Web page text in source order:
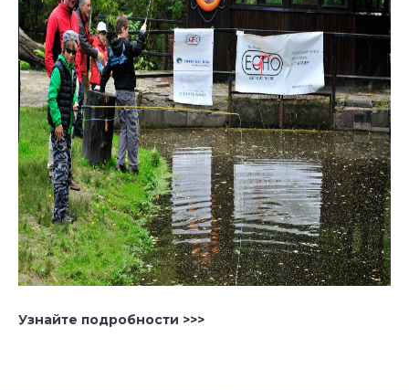
Узнайте подробности >>>